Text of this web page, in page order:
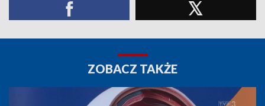
ZOBACZ TAKŻE